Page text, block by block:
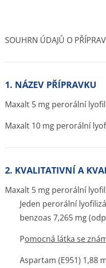
SOUHRN ÚDAJŮ O
1. NÁZEV PŘÍPRAVKU
Maxalt 5 mg perorální
Maxalt 10 mg perorální
2. KVALITATIVNÍ A
Maxalt 5 mg perorální
Jeden perorální
benzoas 7,265 mg
Pomocná látka se
Aspartam (E951) 1,88